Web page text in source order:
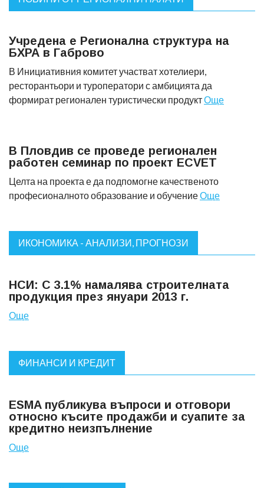
Учредена е Регионална структура на
БХРА в Габрово
В Инициативния комитет участват хотелиери,
ресторантьори и туроператори с амбицията да
формират регионален туристически продуктОще
В Пловдив се проведе регионален
работен семинар по проект ECVET
Целта на проекта е да подпомогне качественото
професионалното образование и обучениеОще
ИКОНОМИКА - АНАЛИЗИ, ПРОГНОЗИ
НСИ: С 3.1% намалява строителната
продукция през януари 2013 г.
Още
ФИНАНСИ И КРЕДИТ
ESMA публикува въпроси и отговори
относно късите продажби и суапите за
кредитно неизпълнение
Още